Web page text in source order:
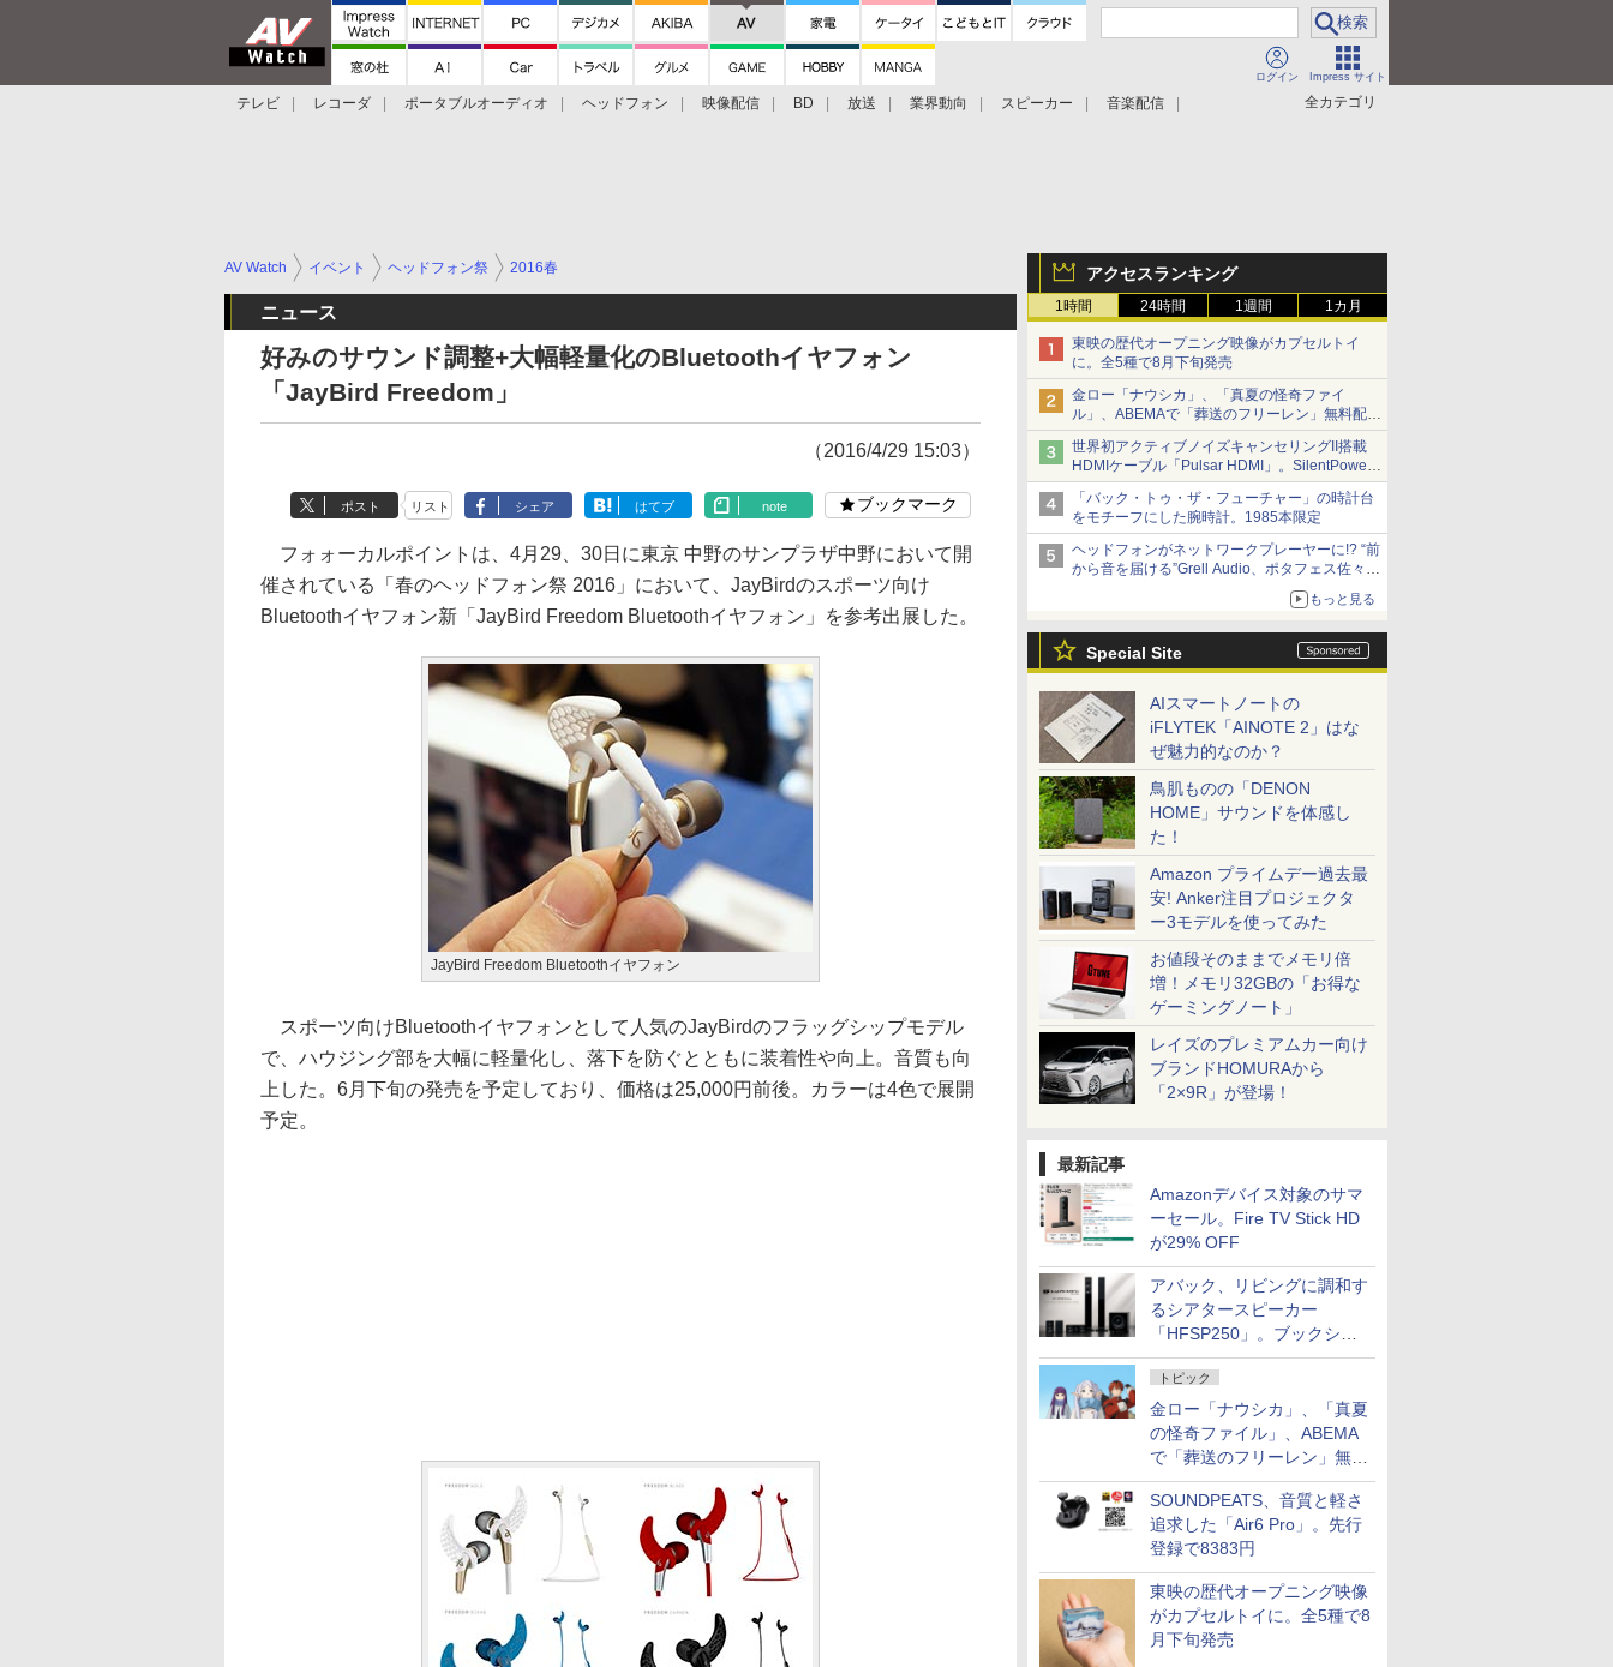
ログイン Impress サイト
全カテゴリ
テレビ レコーダ ポータブルオーディオ ヘッドフォン 映像配信 BD 放送 業界動向 スピーカー
音楽配信
アクセスランキング
1時間 24時間 1週間 1カ月
東映の歴代オープニング映像がカプセルトイ
に。全5種で8月下旬発売
金ロー「ナウシカ」、「真夏の怪奇ファイ
ル」、ABEMAで「葬送のフリーレン」無料配信
など。夏の特番・配信情報
世界初アクティブノイズキャンセリングII搭載
HDMIケーブル「Pulsar HDMI」。SilentPower
から
「バック・トゥ・ザ・フューチャー」の時計台
をモチーフにした腕時計。1985本限定
ヘッドフォンがネットワークプレーヤーに!? “前
から音を届ける”Grell Audio、ポタフェス佐々木
もっと見る
Special Site
AIスマートノートの
iFLYTEK「AINOTE 2」はな
ぜ魅力的なのか？
鳥肌ものの「DENON
HOME」サウンドを体感し
た！
Amazon プライムデー過去最
安! Anker注目プロジェクタ
ー3モデルを使ってみた
お値段そのままでメモリ倍
増！メモリ32GBの「お得な
ゲーミングノート」
レイズのプレミアムカー向け
ブランドHOMURAから
「2×9R」が登場！
最新記事
Amazonデバイス対象のサマ
ーセール。Fire TV Stick HD
が29% OFF
アバック、リビングに調和す
るシアタースピーカー
「HFSP250」。ブックシェ
ルフはペア3万円以下
トピック
金ロー「ナウシカ」、「真夏
の怪奇ファイル」、ABEMA
で「葬送のフリーレン」無料
配信など。夏の特番・配信情
報
SOUNDPEATS、音質と軽さ
追求した「Air6 Pro」。先行
登録で8383円
東映の歴代オープニング映像
がカプセルトイに。全5種で8
月下旬発売
AV Watch イベント ヘッドフォン祭 2016春
ニュース
好みのサウンド調整+大幅軽量化のBluetoothイヤフォン
「JayBird Freedom」
（2016/4/29 15:03）
ポスト リスト シェア はてブ note ブックマーク
フォォーカルポイントは、4月29、30日に東京 中野のサンプラザ中野において開
催されている「春のヘッドフォン祭 2016」において、JayBirdのスポーツ向け
Bluetoothイヤフォン新「JayBird Freedom Bluetoothイヤフォン」を参考出展した。
JayBird Freedom Bluetoothイヤフォン
スポーツ向けBluetoothイヤフォンとして人気のJayBirdのフラッグシップモデル
で、ハウジング部を大幅に軽量化し、落下を防ぐとともに装着性や向上。音質も向
上した。6月下旬の発売を予定しており、価格は25,000円前後。カラーは4色で展開
予定。